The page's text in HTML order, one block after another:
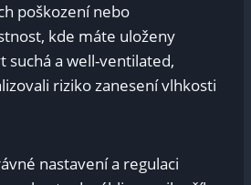
poškození nebo
kde máte uloženy
suchá a well-ventilated,
riziko zanesení vlhkosti
nastavení a regulaci